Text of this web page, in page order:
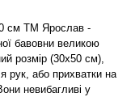
см ТМ Ярослав -
бавовни великою
розмір (30х50 см),
рук, або прихватки на
невибагливі у